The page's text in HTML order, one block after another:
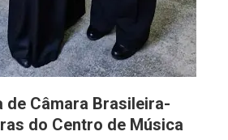
de Câmara Brasileira-
do Centro de Música